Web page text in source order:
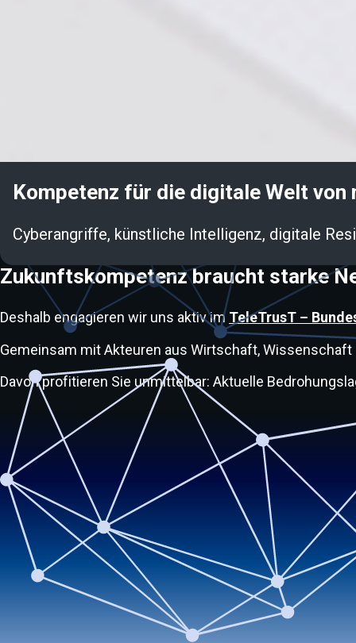
Kompetenz für die digitale Welt von
Cyberangriffe, künstliche Intelligenz, digitale
Zukunftskompetenz braucht starke
Deshalb engagieren wir uns aktiv im TeleTrusT –
Gemeinsam mit Akteuren aus Wirtschaft,
Davon profitieren Sie unmittelbar: Aktuelle